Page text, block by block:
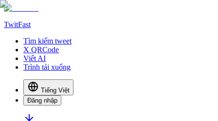
TwitFast
Tìm kiếm tweet
X QRCode
Viết AI
Trình tải xuống
Tiếng Việt
Đăng nhập